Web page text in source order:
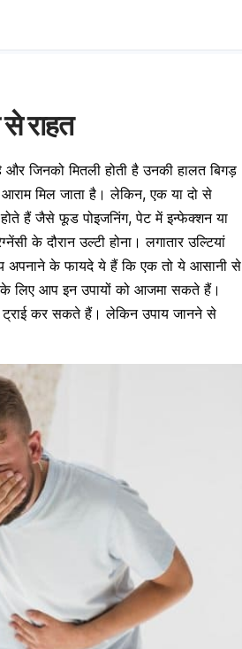
राहत
जिनको मितली होती है उनकी हालत बिगड़
मिल जाता है। लेकिन, एक या दो से
हैं जैसे फूड पोइजनिंग, पेट में इन्फेक्शन या
के दौरान उल्टी होना। लगातार उल्टियां
अपनाने के फायदे ये हैं कि एक तो ये आसानी से
के लिए आप इन उपायों को आजमा सकते हैं।
ट्राई कर सकते हैं। लेकिन उपाय जानने से